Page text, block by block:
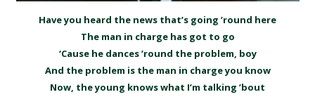
Have you heard the news that’s going ’round here
The man in charge has got to go
‘Cause he dances ’round the problem, boy
And the problem is the man in charge you know
Now, the young knows what I’m talking ’bout